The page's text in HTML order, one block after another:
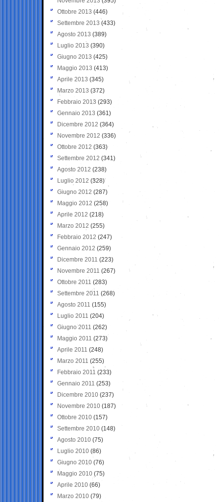
Ottobre 2013 (446)
Settembre 2013 (433)
Agosto 2013 (389)
Luglio 2013 (390)
Giugno 2013 (425)
Maggio 2013 (413)
Aprile 2013 (345)
Marzo 2013 (372)
Febbraio 2013 (293)
Gennaio 2013 (361)
Dicembre 2012 (364)
Novembre 2012 (336)
Ottobre 2012 (363)
Settembre 2012 (341)
Agosto 2012 (238)
Luglio 2012 (328)
Giugno 2012 (287)
Maggio 2012 (258)
Aprile 2012 (218)
Marzo 2012 (255)
Febbraio 2012 (247)
Gennaio 2012 (259)
Dicembre 2011 (223)
Novembre 2011 (267)
Ottobre 2011 (283)
Settembre 2011 (268)
Agosto 2011 (155)
Luglio 2011 (204)
Giugno 2011 (262)
Maggio 2011 (273)
Aprile 2011 (248)
Marzo 2011 (255)
Febbraio 2011 (233)
Gennaio 2011 (253)
Dicembre 2010 (237)
Novembre 2010 (187)
Ottobre 2010 (157)
Settembre 2010 (148)
Agosto 2010 (75)
Luglio 2010 (86)
Giugno 2010 (76)
Maggio 2010 (75)
Aprile 2010 (66)
Marzo 2010 (79)